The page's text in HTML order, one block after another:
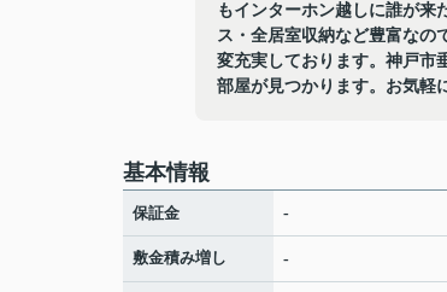
もインターホン越しに誰が来
ス・全居室収納など豊富なの
変充実しております。神戸市
部屋が見つかります。お気軽
基本情報
保証金 -
敷金積み増し -